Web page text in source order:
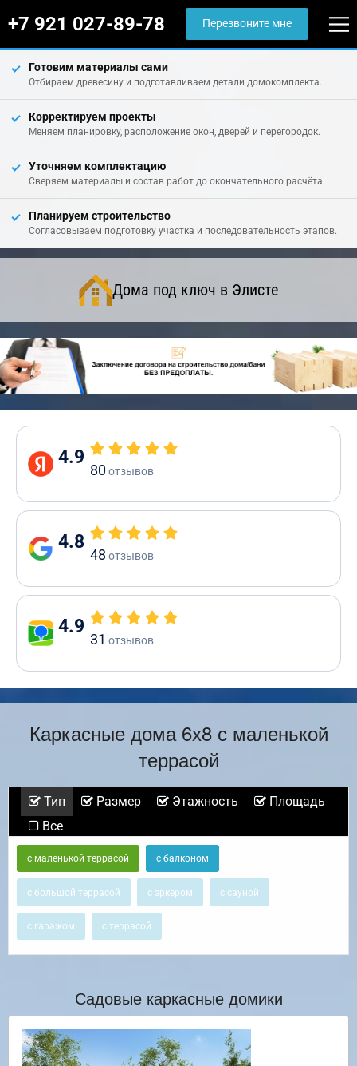
+7 921 027-89-78 Перезвоните мне
Готовим материалы сами
Отбираем древесину и подготавливаем детали домокомплекта.
Корректируем проекты
Меняем планировку, расположение окон, дверей и перегородок.
Уточняем комплектацию
Сверяем материалы и состав работ до окончательного расчёта.
Планируем строительство
Согласовываем подготовку участка и последовательность этапов.
Дома под ключ в Элисте
4.9
80отзывов
4.8
48 отзывов
4.9
31 отзывов
Каркасные дома 6х8 с маленькой
террасой
Тип Размер Этажность
Площадь
Все
с маленькой террасой с балконом
с большой террасой с эркером с сауной
с гаражом с террасой
Садовые каркасные домики